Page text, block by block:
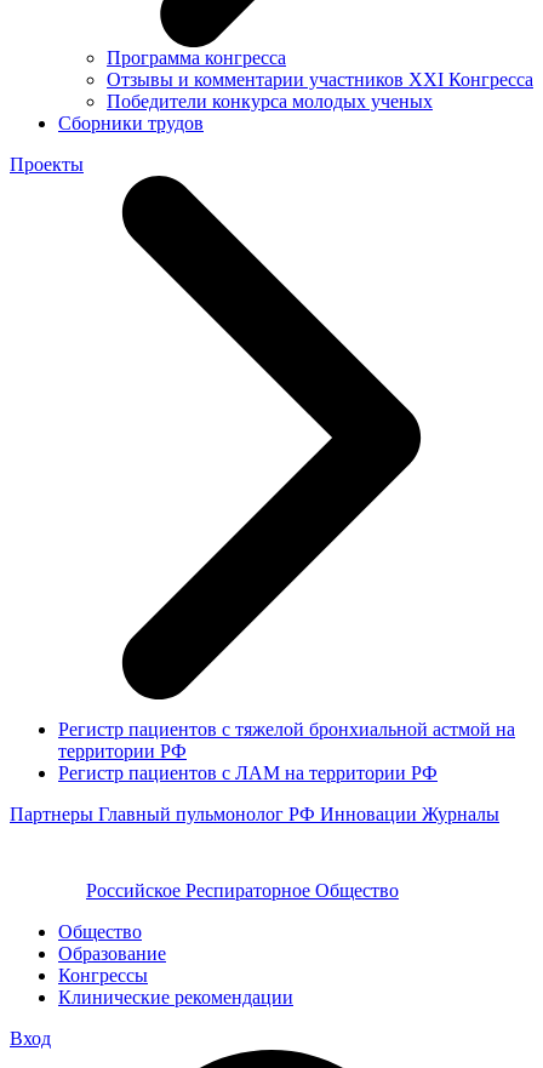
Программа конгресса
Отзывы и комментарии участников XXI Конгресса
Победители конкурса молодых ученых
Сборники трудов
Проекты
Регистр пациентов с тяжелой бронхиальной астмой на
территории РФ
Регистр пациентов с ЛАМ на территории РФ
Партнеры Главный пульмонолог РФ Инновации Журналы
Российское Респираторное Общество
Общество
Образование
Конгрессы
Клинические рекомендации
Вход